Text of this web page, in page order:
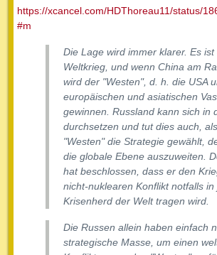
https://xcancel.com/HDThoreau11/status/
#m
Die Lage wird immer klarer. Es
Weltkrieg, und wenn China am
wird der "Westen", d. h. die USA
europäischen und asiatischen
gewinnen. Russland kann sich in
durchsetzen und tut dies auch,
"Westen" die Strategie gewählt,
die globale Ebene auszuweiten.
hat beschlossen, dass er den
nicht-nuklearen Konflikt notfalls in
Krisenherd der Welt tragen wird.
Die Russen allein haben einfach
strategische Masse, um einen